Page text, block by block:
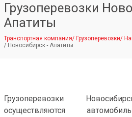
Грузоперевозки
Апатиты
Транспортная компания/ Грузоперевозки/
/ Новосибирск - Апатиты
Грузоперевозки
осуществляются